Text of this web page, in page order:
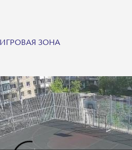
ИГРОВАЯ ЗОНА